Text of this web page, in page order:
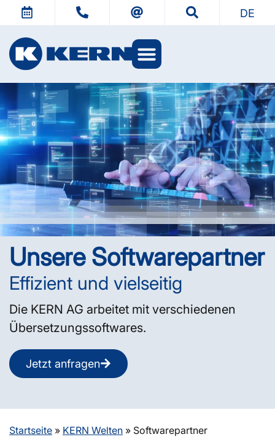
DE
Unsere Software­partner
Effizient und vielseitig
Die KERN AG arbeitet mit verschiedenen
Übersetzungssoftwares.
Jetzt anfragen
Startseite » KERN Welten » Softwarepartner